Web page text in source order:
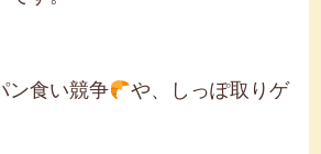
ン食い競争
や、しっぽ取りゲ